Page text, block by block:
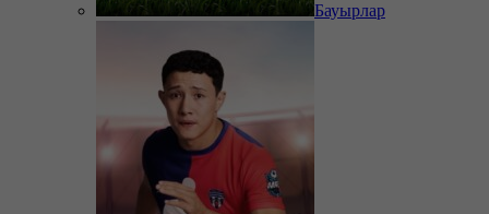
Бауырлар